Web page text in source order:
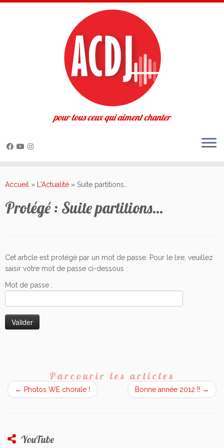
au
pour tous ceux qui aiment chanter
Accueil » L'Actualité » Suite partitions…
Protégé : Suite partitions…
Cet article est protégé par un mot de passe. Pour le lire, veuillez
saisir votre mot de passe ci-dessous :
Mot de passe :
Parcourir les articles
← Photos WE chorale ! Bonne année 2012 !! →
YouTube